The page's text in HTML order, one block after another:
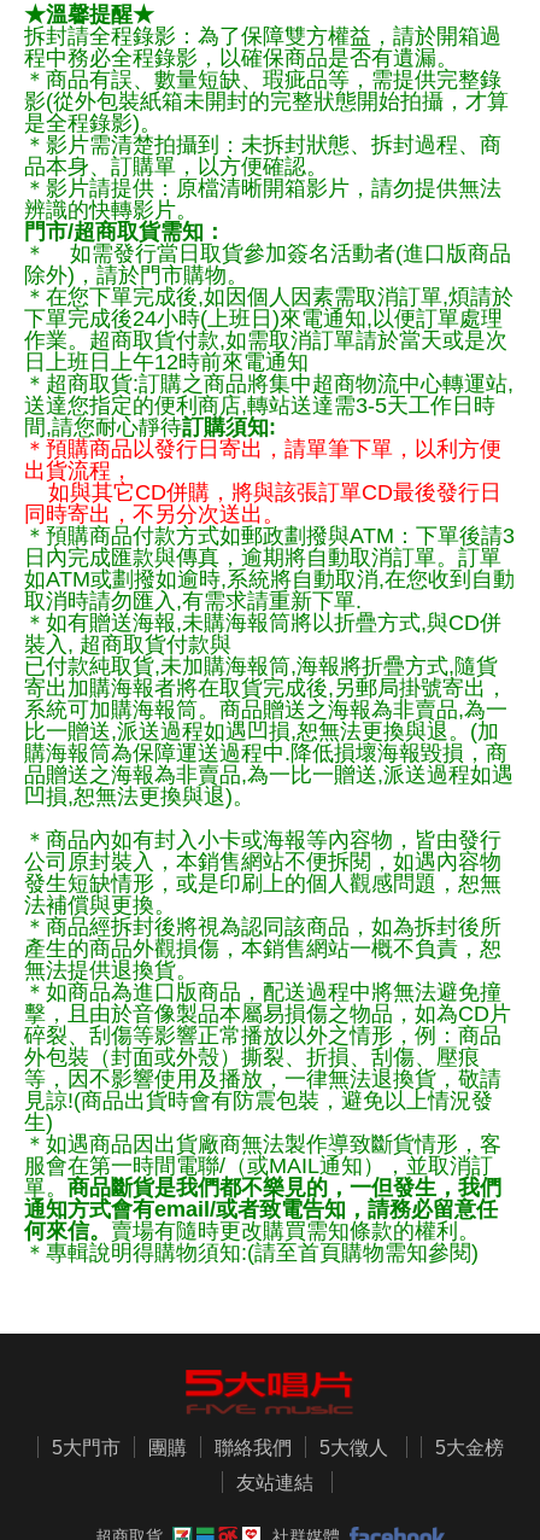
★溫馨提醒★
拆封請全程錄影：為了保障雙方權益，請於開箱過
程中務必全程錄影，以確保商品是否有遺漏。
＊商品有誤、數量短缺、瑕疵品等，需提供完整錄
影(從外包裝紙箱未開封的完整狀態開始拍攝，才算
是全程錄影)。
＊影片需清楚拍攝到：未拆封狀態、拆封過程、商
品本身、訂購單，以方便確認。
＊影片請提供：原檔清晰開箱影片，請勿提供無法
辨識的快轉影片。
門市/超商取貨需知：
＊ 如需發行當日取貨參加簽名活動者(進口版商品
除外)，請於門市購物。
＊在您下單完成後,如因個人因素需取消訂單,煩請於
下單完成後24小時(上班日)來電通知,以便訂單處理
作業。超商取貨付款,如需取消訂單請於當天或是次
日上班日上午12時前來電通知
＊超商取貨:訂購之商品將集中超商物流中心轉運站,
送達您指定的便利商店,轉站送達需3-5天工作日時
間,請您耐心靜待訂購須知:
＊預購商品以發行日寄出，請單筆下單，以利方便
出貨流程，
如與其它CD併購，將與該張訂單CD最後發行日
同時寄出，不另分次送出。
＊預購商品付款方式如郵政劃撥與ATM：下單後請3
日內完成匯款與傳真，逾期將自動取消訂單。訂單
如ATM或劃撥如逾時,系統將自動取消,在您收到自動
取消時請勿匯入,有需求請重新下單.
＊如有贈送海報,未購海報筒將以折疊方式,與CD併
裝入, 超商取貨付款與
已付款純取貨,未加購海報筒,海報將折疊方式,隨貨
寄出加購海報者將在取貨完成後,另郵局掛號寄出，
系統可加購海報筒。商品贈送之海報為非賣品,為一
比一贈送,派送過程如遇凹損,恕無法更換與退。(加
購海報筒為保障運送過程中.降低損壞海報毀損，商
品贈送之海報為非賣品,為一比一贈送,派送過程如遇
凹損,恕無法更換與退)。
＊商品內如有封入小卡或海報等內容物，皆由發行
公司原封裝入，本銷售網站不便拆閱，如遇內容物
發生短缺情形，或是印刷上的個人觀感問題，恕無
法補償與更換。
＊商品經拆封後將視為認同該商品，如為拆封後所
產生的商品外觀損傷，本銷售網站一概不負責，恕
無法提供退換貨。
＊如商品為進口版商品，配送過程中將無法避免撞
擊，且由於音像製品本屬易損傷之物品，如為CD片
碎裂、刮傷等影響正常播放以外之情形，例：商品
外包裝（封面或外殼）撕裂、折損、刮傷、壓痕
等，因不影響使用及播放，一律無法退換貨，敬請
見諒!(商品出貨時會有防震包裝，避免以上情況發
生)
＊如遇商品因出貨廠商無法製作導致斷貨情形，客
服會在第一時間電聯/（或MAIL通知），並取消訂
單。 商品斷貨是我們都不樂見的，一但發生，我們
通知方式會有email/或者致電告知，請務必留意任
何來信。 賣場有隨時更改購買需知條款的權利。
＊專輯說明得購物須知:(請至首頁購物需知參閱)
5大門市 團購 聯絡我們 5大徵人
5大金榜
友站連結
超商取貨 社群媒體